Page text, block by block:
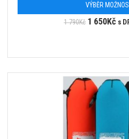
1 790Kč 1 650Kč s
VÝBĚR